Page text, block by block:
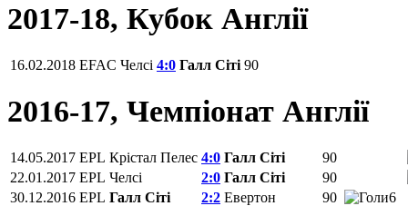
2017-18, Кубок Англії
16.02.2018 EFAC Челсі 4:0 Галл Сіті 90
2016-17, Чемпіонат Англії
14.05.2017 EPL Крістал Пелес 4:0 Галл Сіті
90
22.01.2017 EPL Челсі 2:0 Галл Сіті
90
30.12.2016 EPL Галл Сіті 2:2 Евертон 90
6